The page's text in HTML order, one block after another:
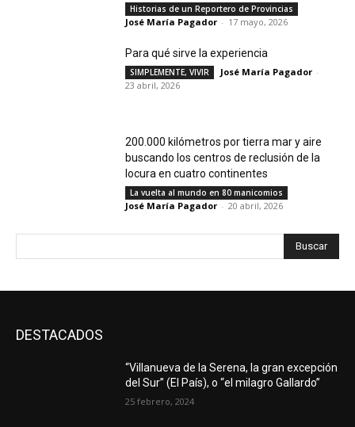
Historias de un Reportero de Provincias
José María Pagador - 17 mayo, 2026
Para qué sirve la experiencia
SIMPLEMENTE, VIVIR José María Pagador -
23 abril, 2026
200.000 kilómetros por tierra mar y aire
buscando los centros de reclusión de la
locura en cuatro continentes
La vuelta al mundo en 80 manicomios
José María Pagador - 20 abril, 2026
Buscar
DESTACADOS
“Villanueva de la Serena, la gran excepción
del Sur” (El País), o “el milagro Gallardo”
25 febrero, 2024